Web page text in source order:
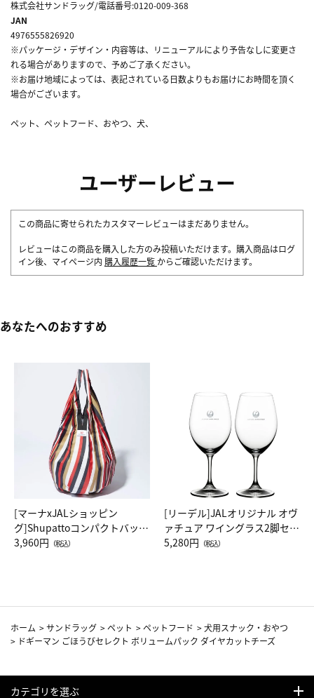
株式会社サンドラッグ/電話番号:0120-009-368
JAN
4976555826920
※パッケージ・デザイン・内容等は、リニューアルにより予告なしに変更さ
れる場合がありますので、予めご了承ください。
※お届け地域によっては、表記されている日数よりもお届けにお時間を頂く
場合がございます。
ペット、ペットフード、おやつ、犬、
ユーザーレビュー
この商品に寄せられたカスタマーレビューはまだありません。
レビューはこの商品を購入した方のみ投稿いただけます。購入商品はログ
イン後、マイページ内 購入履歴一覧 からご確認いただけます。
あなたへのおすすめ
[マーナxJALショッピン
グ]Shupattoコンパクトバッグ
Drop JAL客室乗務員（LC）ス
3,960円 （税込）
[リーデル]JALオリジナル オヴ
ァチュア ワイングラス2脚セッ
ト（レッドワイン）
5,280円 （税込）
ホーム >サンドラッグ >ペット >ペットフード >犬用スナック・おやつ
> ドギーマン ごほうびセレクト ボリュームパック ダイヤカットチーズ
カテゴリを選ぶ